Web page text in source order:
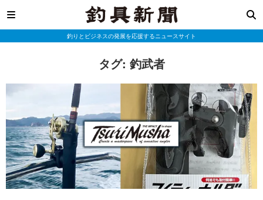
釣りとビジネスの発展を応援するニュースサイト
タグ: 釣武者